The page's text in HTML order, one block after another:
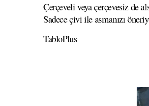
Çerçeveli veya çerçevesiz de
Sadece çivi ile asmanızı
TabloPlus